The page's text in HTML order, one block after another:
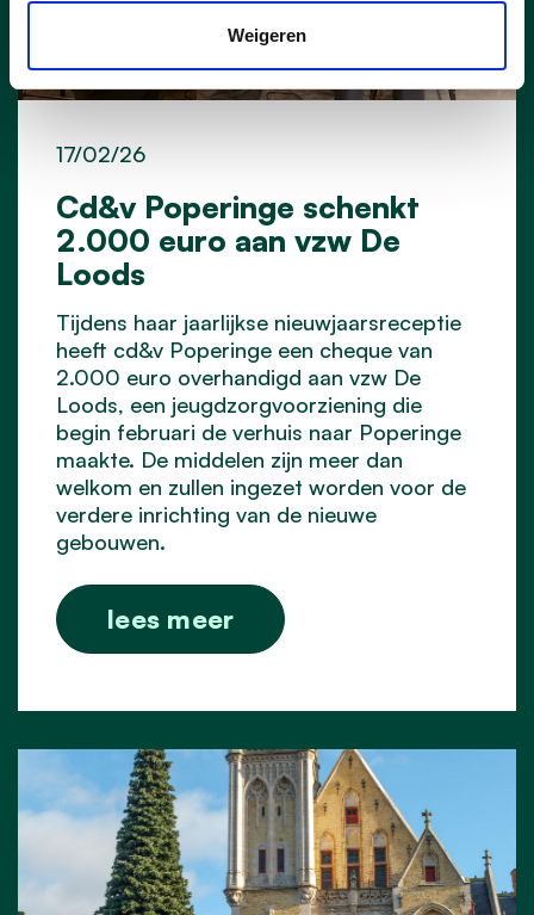
Weigeren
Cd&v Poperinge schenkt
2.000 euro aan vzw De
Loods
17/02/26
Tijdens haar jaarlijkse nieuwjaarsreceptie
heeft cd&v Poperinge een cheque van
2.000 euro overhandigd aan vzw De
Loods, een jeugdzorgvoorziening die
begin februari de verhuis naar Poperinge
maakte. De middelen zijn meer dan
welkom en zullen ingezet worden voor de
verdere inrichting van de nieuwe
gebouwen.
lees meer